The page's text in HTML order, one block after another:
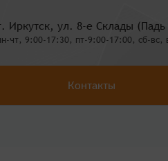
Иркутск, ул. 8-е Склады
чт, 9:00-17:30, пт-9:00-17:00, сб-вс,
Контакты